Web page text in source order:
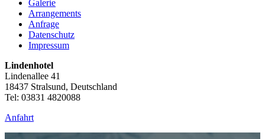
Galerie
Arrangements
Anfrage
Datenschutz
Impressum
Lindenhotel
Lindenallee 41
18437 Stralsund, Deutschland
Tel: 03831 4820088
Anfahrt